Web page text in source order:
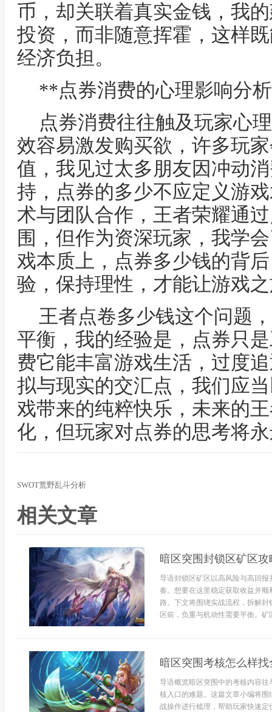
币，却关联着真实金钱，我
投资，而非随意挥霍，这样
经济负担。
**点券消费的心理影响分
点券消费往往触及玩家心
效容易激发购买欲，许多玩
值，我见过太多朋友因冲动
持，点券的多少不应定义游
术与团队合作，王者荣耀通
围，但作为资深玩家，我学
戏本质上，点券多少钱的背
验，保持理性，才能让游戏
王者点卷多少钱这个问题
平衡，我的经验是，点券只
费它能丰富游戏生活，过度
拟与现实的交汇点，我们应
戏带来的纯粹快乐，未来的
化，但玩家对点券的思考将
SWOT荒野乱斗分析
相关文章
暗区突围封锁区矿区攻
导语封锁区矿区以高风险与高回
奏。想要在这里稳定获取收益并
路。下文将围绕实战流程，拆解
区前，负重与机动性需要平衡。
暗区突围考核怎么样
导语概览暗区突围中的考核内容
核入口的难题。这篇文章小编将
战操作进行梳理，帮助玩家快速定